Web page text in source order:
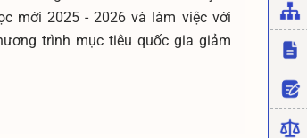
mới 2025 - 2026 và làm việc với
trình mục tiêu quốc gia giảm